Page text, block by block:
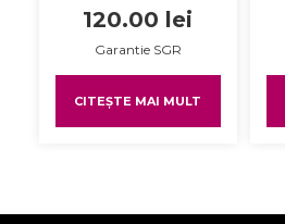
120.00 lei
Garantie SGR
CITEȘTE MAI MULT